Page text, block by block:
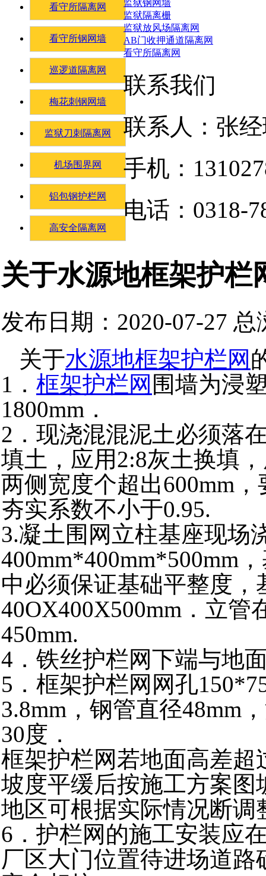
看守所隔离网
看守所钢网墙
巡逻道隔离网
梅花刺钢网墙
监狱刀刺隔离网
机场围界网
铝包钢护栏网
高安全隔离网
关于水源地框架护栏
发布日期：2020-07-27 总
关于水源地框架护栏网
1． 框架护栏网 围墙为浸
1800mm．
2．现浇混混泥土必须落
填土，应用2:8灰土换填
两侧宽度个超出600mm
夯实系数不小于
3.凝土围网立柱基座现场
400mm*400mm*500mm
中必须保证基础平整度，
40OX400X500mm．立
450mm.
4． 铁丝护栏网下端与地
5．框架护栏网网孔
3.8mm，钢管直径48mm
30度．
框架护栏网若地面高差超
坡度平缓后按施工方案
地区可根据实际情况断调
6．护栏网的施工安装应
厂区大门位置待进场道
监狱钢网墙
监狱隔离栅
监狱放风场隔离网
AB门收押通道隔离网
看守所隔离网
联系我们
联系人：张
手机：
电话：0318-